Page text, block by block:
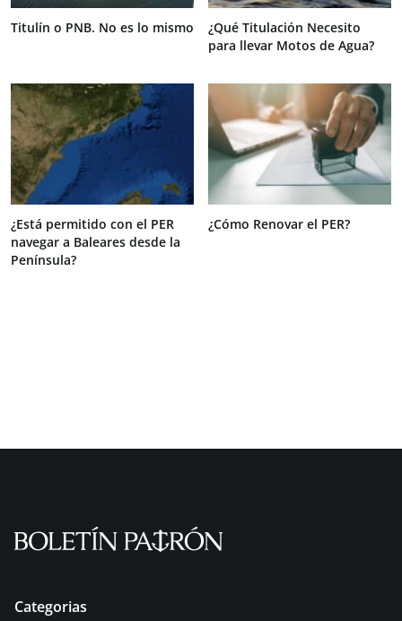
Titulín o PNB. No es lo mismo
¿Qué Titulación Necesito
para llevar Motos de Agua?
¿Está permitido con el PER
navegar a Baleares desde la
Península?
¿Cómo Renovar el PER?
Categorias